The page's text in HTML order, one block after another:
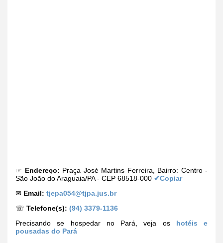
☞ Endereço: Praça José Martins Ferreira, Bairro: Centro -
São João do Araguaia/PA - CEP 68518-000 ✔Copiar
✉ Email: tjepa054@tjpa.jus.br
☏ Telefone(s): (94) 3379-1136
Precisando se hospedar no Pará, veja os hotéis e
pousadas do Pará